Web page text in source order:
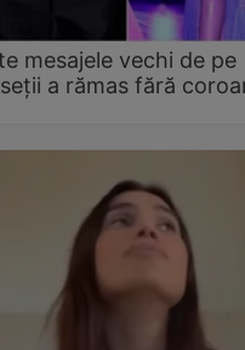
mesajele vechi de pe
a rămas fără